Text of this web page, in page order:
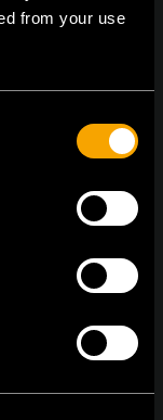
from your use
Loka Slovenija